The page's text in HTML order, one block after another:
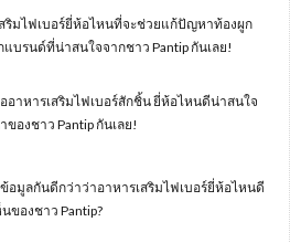
ริมไฟเบอร์ยี่ห้อไหนที่จะช่วยแก้ปัญหาท้องผูก
บรนด์ที่น่าสนใจจากชาว Pantip กันเลย!
อาหารเสริมไฟเบอร์สักชิ้น ยี่ห้อไหนดีน่าสนใจ
องชาว Pantip กันเลย!
อมูลกันดีกว่าว่าอาหารเสริมไฟเบอร์ยี่ห้อไหนดี
ของชาว Pantip?